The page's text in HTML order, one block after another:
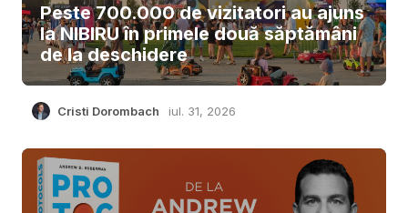
Peste 700.000 de vizitatori au ajuns
la NIBIRU în primele două săptămâni
de la deschidere
Cristi Dorombach iul. 31, 2026